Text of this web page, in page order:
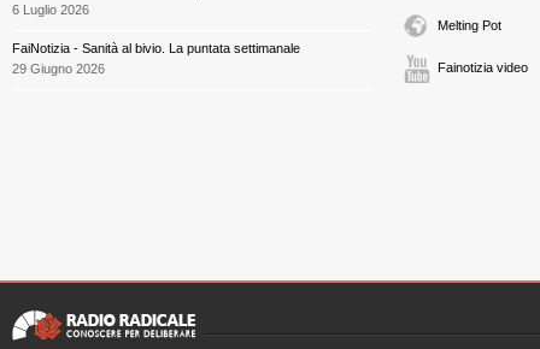
6 Luglio 2026
FaiNotizia - Sanità al bivio. La puntata settimanale
29 Giugno 2026
Melting Pot
Fainotizia video